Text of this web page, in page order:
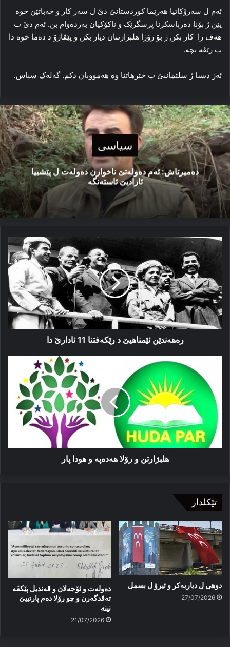
ئه‌م ل سه‌رۆکاتیا هه‌رێما کوردستانێ دێ ل سه‌ر کار و خه‌باتێن خوه‌
یێن ژ بۆنا ده‌رباسکرنا پرسگرێک و ناکۆکیان به‌رده‌وام بن. ئه‌م دێ ب
هه‌ڤ را کار بکن ژ بۆ رۆژا هلبژارتنان دیار بکن و پێڤاژۆ د ده‌ما خوه‌ دا
ب رێڤه‌ بچه‌.
ئه‌ز دیسا ژ سلێمانیێ ب خێرهاتنا وه‌ هه‌موویان دکم. گه‌له‌ک سپاس.
سیاسی
دەمیرتاش: ئەم دەولەتێ ناخوازن دەولەت ل پێشییا
ئازادیێ ئاستەنگە
رەهەندێن
ئێمناهیێ
رێکەفتنا
11
ئادارێ
دا
رەهەندێن ئێمناهیێ د رێکەفتنا 11 ئادارێ دا
هلبژارتن
رۆلا
هەدەپە
و
هودا
پار
هلبژارتن و رۆلا هەدەپە و هودا پار
تێکلدار
دوهی ل دیاربەکر و ئیرۆ ل بسمل
27/07/2026
دەولەت و ئۆجەلان و قەندیل پێکڤە
تەڤدگەرن و چو رۆلا دەم پارتییێ
نینە
21/07/2026